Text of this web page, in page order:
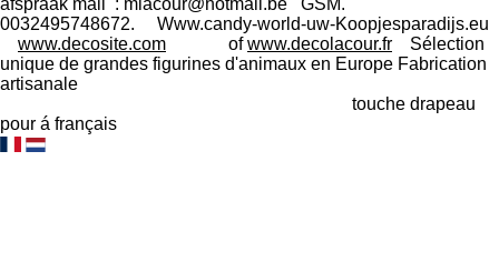
0032495748672. Www.candy-world-uw-Koopjesparadijs.eu
www.decosite.com ofwww.decolacour.fr Sélection
unique de grandes figurines d'animaux en Europe Fabrication
artisanale
touche drapeau
pour á français